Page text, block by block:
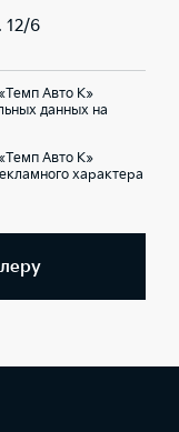
12/6
Авто К»
данных на
Авто К»
характера